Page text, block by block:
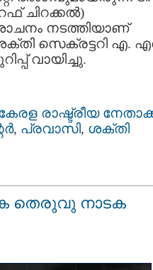
ചിറക്കൽ)
നടത്തിയാണ്
സെക്രട്ടറി എ.
വായിച്ചു.
രാഷ്ട്രീയ
, പ്രവാസി, ശക്തി
തെരുവു നാടക